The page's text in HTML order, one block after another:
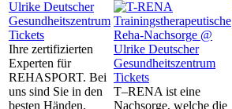
Tickets
Ihre zertifizierten
Experten für
REHASPORT. Bei
uns sind Sie in den
besten Händen.
Tickets
T–RENA ist eine
Nachsorge, welche die